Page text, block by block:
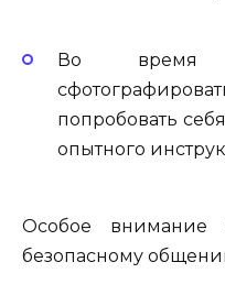
Во время
попробовать
опытного
Особое внимание
безопасному